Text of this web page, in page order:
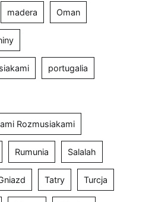
madera Oman
portugalia
Rozmusiakami
Rumunia Salalah
Tatry Turcja